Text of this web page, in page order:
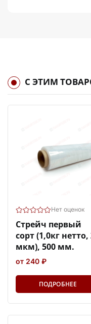
С ЭТИМ
Нет оценок
Стрейч первый
сорт (1,0кг нетто,
мкм), 500 мм.
от 240 ₽
ПОДРОБНЕЕ